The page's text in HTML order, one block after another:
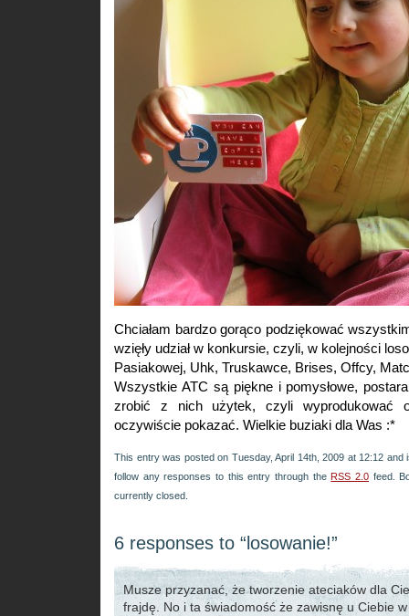
Chciałam bardzo gorąco podziękować
wzięły udział w konkursie, czyli, w kolejności
Pasiakowej, Uhk, Truskawce, Brises, Offcy,
Wszystkie ATC są piękne i pomysłowe,
zrobić z nich użytek, czyli wyprodukować
oczywiście pokazać. Wielkie buziaki dla Was :*
This entry was posted on Tuesday, April 14th, 2009 at 12:12 and
follow any responses to this entry through the RSS 2.0 feed.
currently closed.
6 responses to “losowanie!”
Musze przyzanać, że tworzenie ateciaków dla
frajdę. No i ta świadomość że zawisnę u Ciebie